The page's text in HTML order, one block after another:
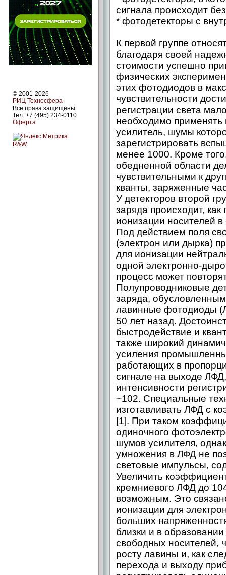
© 2001-2026
РИЦ Техносфера
Все права защищены
Тел. +7 (495) 234-0110
Оферта
R&W
сигнала происходит
* фотодетекторы с
К первой группе
благодаря своей
стоимости успешно
физических
этих фотодиодов в
чувствительности
регистрации света
необходимо
усилитель, шумы
зарегистрировать
менее 1000. Кроме
обедненной области
чувствительными к
кванты, заряженные
У детекторов второй
заряда происходит,
ионизации носителей
Под действием поля
(электрон или дырка)
для ионизации
одной электронно-
процесс может
Полупроводниковые
заряда,
лавинные фотодиоды
50 лет назад.
быстродействие и
также широкий
усиления
работающих в
сигнале на выходе
интенсивности
~102. Специальные
изготавливать ЛФД с
[1]. При таком
одиночного
шумов усилителя,
умножения в ЛФД не
световые импульсы,
Увеличить
кремниевого ЛФД до
возможным. Это
ионизации для
больших
близки и в
свободных носителей,
росту лавины и, как
перехода и выходу